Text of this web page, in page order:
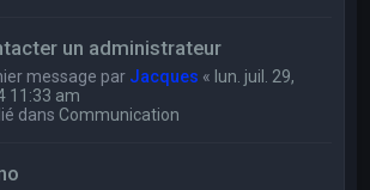
un administrateur
message par Jacques « lun. juil. 29,
11:33 am
dans Communication